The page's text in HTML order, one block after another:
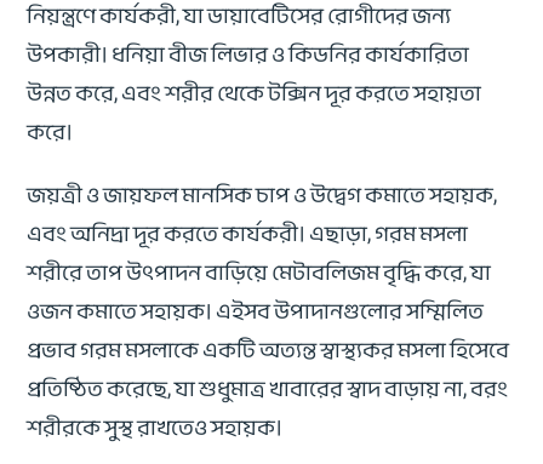
নিয়ন্ত্রণে কার্যকরী, যা ডায়াবেটিসের রোগীদের জন্য
উপকারী। ধনিয়া বীজ লিভার ও কিডনির কার্যকারিতা
উন্নত করে, এবং শরীর থেকে টক্সিন দূর করতে সহায়তা
করে।
জয়ত্রী ও জায়ফল মানসিক চাপ ও উদ্বেগ কমাতে সহায়ক,
এবং অনিদ্রা দূর করতে কার্যকরী। এছাড়া, গরম মসলা
শরীরে তাপ উৎপাদন বাড়িয়ে মেটাবলিজম বৃদ্ধি করে, যা
ওজন কমাতে সহায়ক। এইসব উপাদানগুলোর সম্মিলিত
প্রভাব গরম মসলাকে একটি অত্যন্ত স্বাস্থ্যকর মসলা হিসেবে
প্রতিষ্ঠিত করেছে, যা শুধুমাত্র খাবারের স্বাদ বাড়ায় না, বরং
শরীরকে সুস্থ রাখতেও সহায়ক।